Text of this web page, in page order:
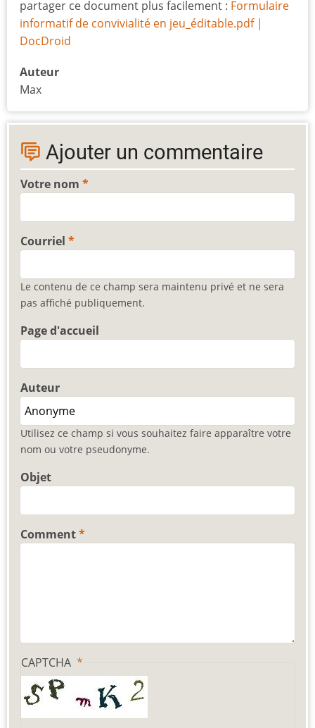
partager ce document plus facilement : Formulaire
informatif de convivialité en jeu_éditable.pdf |
DocDroid
Auteur
Max
Ajouter un commentaire
Votre nom
Courriel
Le contenu de ce champ sera maintenu privé et ne sera
pas affiché publiquement.
Page d'accueil
Auteur
Utilisez ce champ si vous souhaitez faire apparaître votre
nom ou votre pseudonyme.
Objet
Comment
CAPTCHA